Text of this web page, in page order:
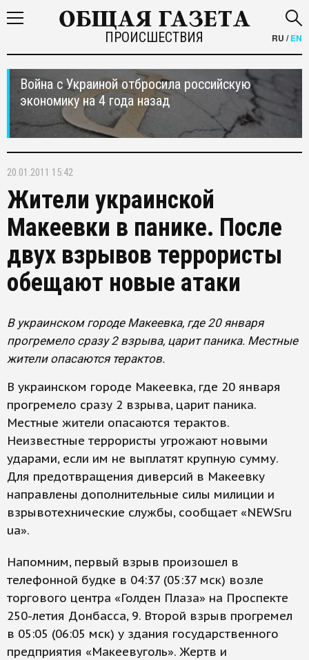
ПРОИСШЕСТВИЯ RU /EN
Война с Украиной отбросила российскую
экономику на 4 года назад
20.01.2011 15:42
Жители украинской
Макеевки в панике. После
двух взрывов террористы
обещают новые атаки
В украинском городе Макеевка, где 20 января
прогремело сразу 2 взрыва, царит паника. Местные
жители опасаются терактов.
В украинском городе Макеевка, где 20 января
прогремело сразу 2 взрыва, царит паника.
Местные жители опасаются терактов.
Неизвестные террористы угрожают новыми
ударами, если им не выплатят крупную сумму.
Для предотвращения диверсий в Макеевку
направлены дополнительные силы милиции и
взрывотехнические службы, сообщает «NEWSru
ua».
Напомним, первый взрыв произошел в
телефонной будке в 04:37 (05:37 мск) возле
торгового центра «Голден Плаза» на Проспекте
250-летия Донбасса, 9. Второй взрыв прогремел
в 05:05 (06:05 мск) у здания государственного
предприятия «Макеевуголь». Жертв и